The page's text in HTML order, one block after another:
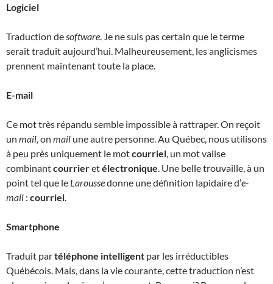
Logiciel
Traduction de software . Je ne suis pas certain que le terme
serait traduit aujourd’hui. Malheureusement, les anglicismes
prennent maintenant toute la place.
E-mail
Ce mot très répandu semble impossible à rattraper. On reçoit
un mail, on mail une autre personne. Au Québec, nous utilisons
à peu près uniquement le motcourriel , un mot valise
combinantcourrieretélectronique . Une belle trouvaille, à un
point tel que le Laroussedonne une définition lapidaire d’e-
mail : courriel
Smartphone
Traduit partéléphone intelligent par les irréductibles
Québécois. Mais, dans la vie courante, cette traduction n’est